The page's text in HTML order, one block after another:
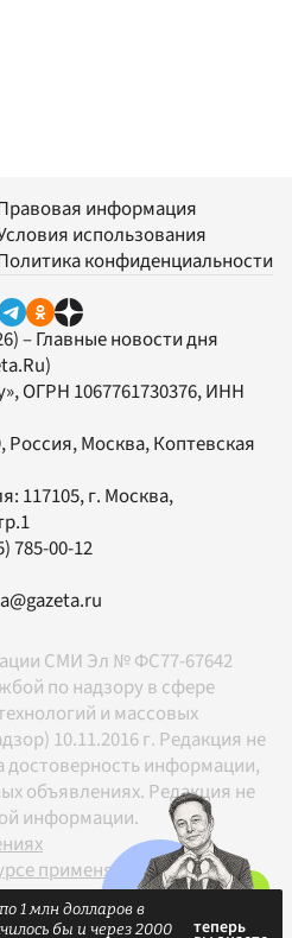
информация
использования
конфиденциальности
– Главные новости дня
, ОГРН 1067761730376, ИНН
Россия, Москва, Коптевская
117105, г. Москва,
785-00-12
СМИ Эл № ФС77-67642
по надзору в сфере
и массовых
10.11.2016 г. Редакция не
достоверность информации,
объявлениях. Редакция не
информации.
применяются
в соответствии с
1 млн долларов в
бы и через 2000